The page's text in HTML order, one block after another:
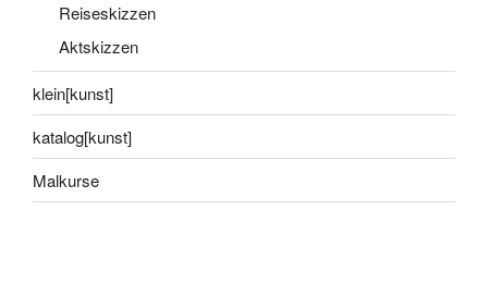
Reiseskizzen
Aktskizzen
klein[kunst]
katalog[kunst]
Malkurse